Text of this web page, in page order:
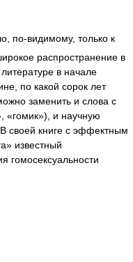
по-видимому, только к
распространение в
в начале
по какой сорок лет
заменить и слова с
«гомик»), и научную
своей книге с эффектным
известный
гомосексуальности